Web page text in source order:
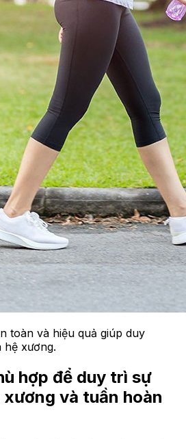
toàn và hiệu quả giúp duy
hệ xương.
hợp để duy trì sự
xương và tuần hoàn